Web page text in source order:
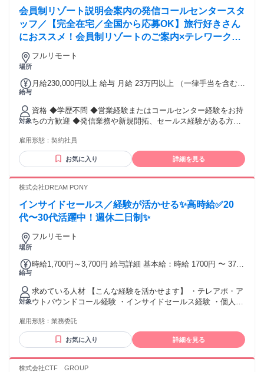
メ！】 ・複数案件の対応が可能な方 ・責任感を持って働ける
方 ・成長意欲のある方 ・法人営業のご経験がある方 ・toBの
テレアポのご経験がある方 ・メリハリをつけて働きたい方 ・
楽しく働きたい方
会員制リゾート説明会案内の発信コールセンタースタ
ッフ／【完全在宅／全国から応募OK】旅行好きさん
におススメ！会員制リゾートのご案内×テレワーク・
リモートワーク◎月収34万円以上も可能！
場所
フルリモート
給与
月給230,000円以上 給与 月給 23万円以上 （一律手当を含む）
間4ヶ月(同条件) ※以降3ヶ月更新 ＜在宅ならこんな悩みが解
決されます＞ ◎住んでいる街に仕事が少なくて困っている ⇒
就業環境をクリアすればご自宅で業務可能！ ◎家族が転勤族
で居住を転々とするのが辛い ⇒ 東京都・横浜市・大阪市・名
務可能です！ ◎職場が遠く通勤時間が長い ⇒ 通勤時間０
分、余暇でプライベートも充実♪
対象
資格 ◆学歴不問 ◆営業経験またはコールセンター経験をお持
ちの方歓迎 ◆発信業務や新規開拓、セールス経験がある方は
特に歓迎 ◆接客業経験者や旅行が好きな方歓迎 ◆明るく丁寧
に、お客様との会話を楽しめる方 ◆人との会話が好きな方、
人に喜ばれる仕事がしたい方 【必須条件】 ・パソコンの基本
出来る方 ・ご自宅に個室があること ┗業務プライバシーを確
支障がない、室内も静かな環境を保てる 第三者が入室できな
い・窓からディスプレイが見えない環境 ・インターネット光
で設定可能な方 ＜光回線は以下条件必須＞ ※最低でもアップ
と ※LANケーブルを使用しての有線接続が必須です。wifi環境
は不可(据置型Wi-Fiルータも不可) ※貸与品：デスクトップ
カメラ
雇用形態： 契約社員
お気に入り 詳細を見る
株式会社DREAM PONY
インサイドセールス／経験が活かせる✨高時給✅20
代〜30代活躍中！週休二日制✨
場所
フルリモート
給与
時給1,700円～3,700円 給与詳細 基本給：時給 1700円 〜 3700
考慮して決定します。 【月収例】 ■月80時間稼働 時給1,700
円×80時間 月額報酬136,000円 + インセンティブ
━━━━━━━━━━━━━━━━━━ ■月120時間稼働 時給
2,000円×120時間 月額報酬240,000円 + インセンティブ
2,500円×170時間 月額報酬425,000円 + インセンティブ
対象
求めている人材 【こんな経験を活かせます】 ・テレアポ・ア
ウトバウンドコール経験 ・インサイドセールス経験 ・個人／
売経験 ・無形商材・サービス案内の経験 業界や扱っていた商
材は問いません。 営業・接客の実務経験1年前後を目安として
います。 【こんな方に向いています】 ・経験を活かして在宅
話を聞くことが得意な方 ・アポイント獲得・案内が得意な方
雇用形態： 業務委託
お気に入り 詳細を見る
株式会社CTF GROUP